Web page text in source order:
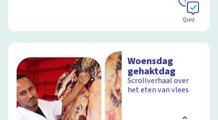
Quiz
Woensdag
gehaktdag
Scrollverhaal over
het eten van vlees